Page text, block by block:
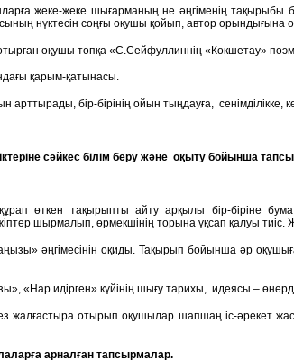
жеке-жеке шығарманың не әңгіменің тақырыбы
нүктесін соңғы оқушы қойып, автор орындығына
оқушы топқа «С.Сейфуллиннің «Көкшетау»
қарым-қатынасы.
бір-бірінің ойын тыңдауға, сенімділікке,
сәйкес білім беру және оқыту бойынша
өткен тақырыпты айту арқылы бір-біріне
шырмалып, өрмекшінің торына ұқсап қалуы тиіс.
әңгімесінін оқиды. Тақырып бойынша әр
«Нар идірген» күйінің шығу тарихы, идеясы –
жалғастыра отырып оқушылар шапшаң іс-әрекет
арналған тапсырмалар.